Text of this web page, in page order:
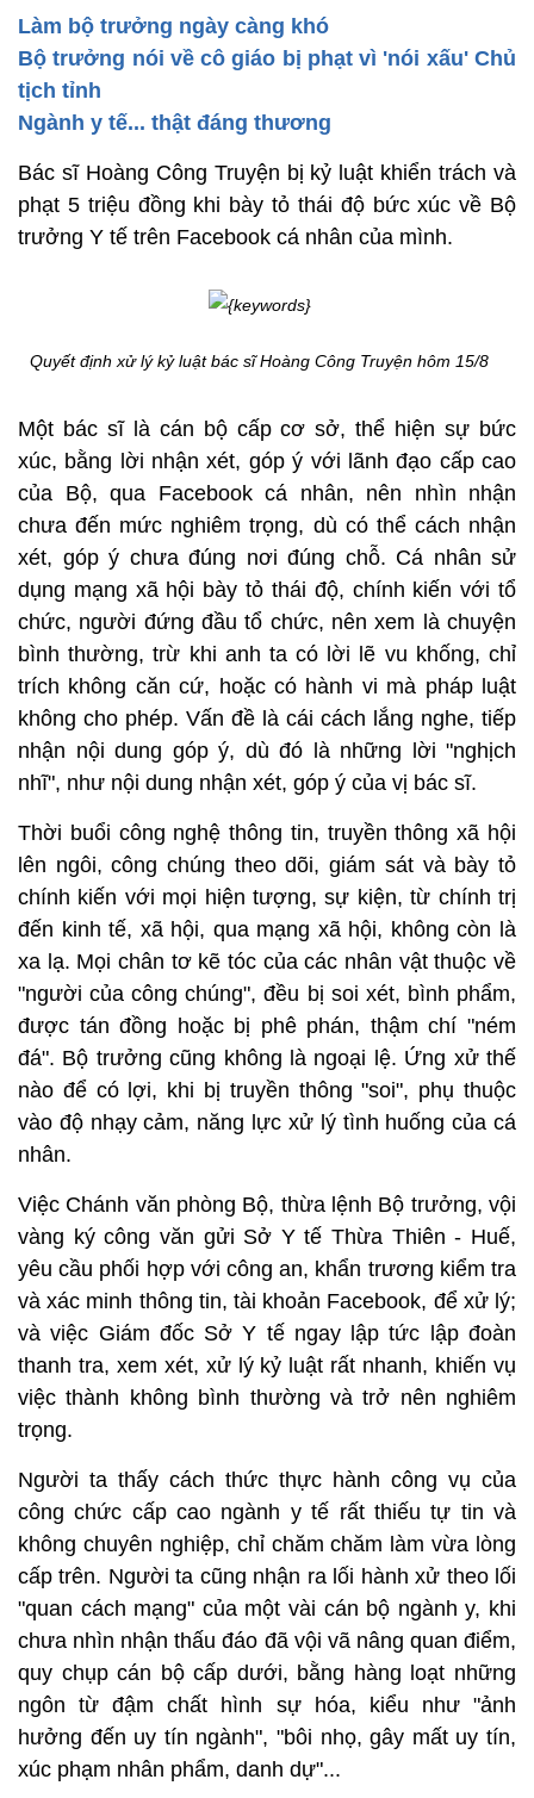
Làm bộ trưởng ngày càng khó
Bộ trưởng nói về cô giáo bị phạt vì 'nói xấu' Chủ
tịch tỉnh
Ngành y tế... thật đáng thương
Bác sĩ Hoàng Công Truyện bị kỷ luật khiển trách và
phạt 5 triệu đồng khi bày tỏ thái độ bức xúc về Bộ
trưởng Y tế trên Facebook cá nhân của mình.
Quyết định xử lý kỷ luật bác sĩ Hoàng Công Truyện hôm 15/8
Một bác sĩ là cán bộ cấp cơ sở, thể hiện sự bức
xúc, bằng lời nhận xét, góp ý với lãnh đạo cấp cao
của Bộ, qua Facebook cá nhân, nên nhìn nhận
chưa đến mức nghiêm trọng, dù có thể cách nhận
xét, góp ý chưa đúng nơi đúng chỗ. Cá nhân sử
dụng mạng xã hội bày tỏ thái độ, chính kiến với tổ
chức, người đứng đầu tổ chức, nên xem là chuyện
bình thường, trừ khi anh ta có lời lẽ vu khống, chỉ
trích không căn cứ, hoặc có hành vi mà pháp luật
không cho phép. Vấn đề là cái cách lắng nghe, tiếp
nhận nội dung góp ý, dù đó là những lời "nghịch
nhĩ", như nội dung nhận xét, góp ý của vị bác sĩ.
Thời buổi công nghệ thông tin, truyền thông xã hội
lên ngôi, công chúng theo dõi, giám sát và bày tỏ
chính kiến với mọi hiện tượng, sự kiện, từ chính trị
đến kinh tế, xã hội, qua mạng xã hội, không còn là
xa lạ. Mọi chân tơ kẽ tóc của các nhân vật thuộc về
"người của công chúng", đều bị soi xét, bình phẩm,
được tán đồng hoặc bị phê phán, thậm chí "ném
đá". Bộ trưởng cũng không là ngoại lệ. Ứng xử thế
nào để có lợi, khi bị truyền thông "soi", phụ thuộc
vào độ nhạy cảm, năng lực xử lý tình huống của cá
nhân.
Việc Chánh văn phòng Bộ, thừa lệnh Bộ trưởng, vội
vàng ký công văn gửi Sở Y tế Thừa Thiên - Huế,
yêu cầu phối hợp với công an, khẩn trương kiểm tra
và xác minh thông tin, tài khoản Facebook, để xử lý;
và việc Giám đốc Sở Y tế ngay lập tức lập đoàn
thanh tra, xem xét, xử lý kỷ luật rất nhanh, khiến vụ
việc thành không bình thường và trở nên nghiêm
trọng.
Người ta thấy cách thức thực hành công vụ của
công chức cấp cao ngành y tế rất thiếu tự tin và
không chuyên nghiệp, chỉ chăm chăm làm vừa lòng
cấp trên. Người ta cũng nhận ra lối hành xử theo lối
"quan cách mạng" của một vài cán bộ ngành y, khi
chưa nhìn nhận thấu đáo đã vội vã nâng quan điểm,
quy chụp cán bộ cấp dưới, bằng hàng loạt những
ngôn từ đậm chất hình sự hóa, kiểu như "ảnh
hưởng đến uy tín ngành", "bôi nhọ, gây mất uy tín,
xúc phạm nhân phẩm, danh dự"...